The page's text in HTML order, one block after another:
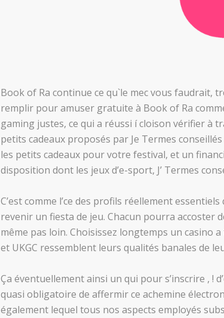
Book of Ra continue ce qu`le mec vous faudrait,
remplir pour amuser gratuite à Book of Ra
gaming justes, ce qui a réussi í cloison vérifier à
petits cadeaux proposés par Je Termes
les petits cadeaux pour votre festival, et un
disposition dont les jeux d’e-sport, J’ Termes
C’est comme l’ce des profils réellement
revenir un fiesta de jeu. Chacun pourra accoster
même pas loin. Choisissez longtemps un casino
et UKGC ressemblent leurs qualités banales de
Ça éventuellement ainsi un qui pour s’inscrire , !
quasi obligatoire de affermir ce achemine
également lequel tous nos aspects employés